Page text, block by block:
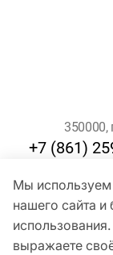
Мы
нашего сайта и
выражаете
350000,
+7 (861)
Сетевое издание